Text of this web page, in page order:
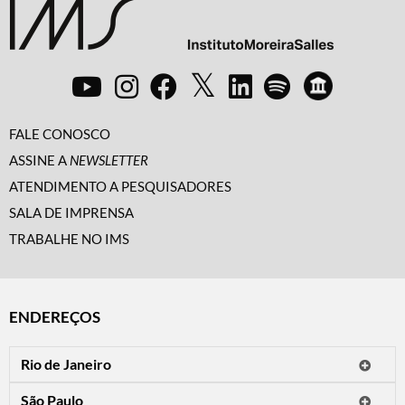
FALE CONOSCO
ASSINE A NEWSLETTER
ATENDIMENTO A PESQUISADORES
SALA DE IMPRENSA
TRABALHE NO IMS
ENDEREÇOS
Rio de Janeiro
São Paulo